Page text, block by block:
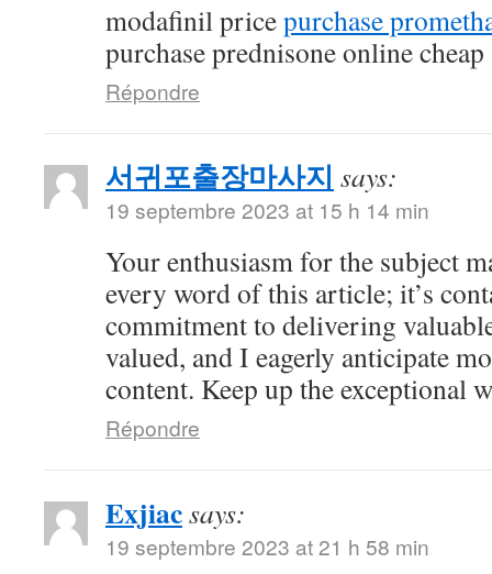
modafinil pricepurchase
purchase prednisone online cheap
Répondre
서귀포출장마사지 says:
19 septembre 2023 at 15 h 14 min
Your enthusiasm for the subject
every word of this article; it’s
commitment to delivering
valued, and I eagerly anticipate
content. Keep up the exceptional
Répondre
Exjiacsays:
19 septembre 2023 at 21 h 58 min